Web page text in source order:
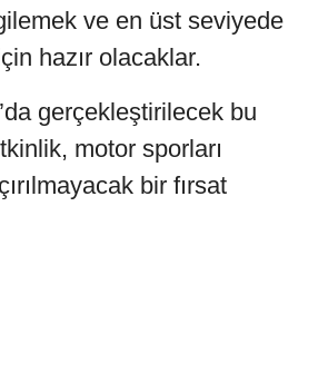
ve en üst seviyede
hazır olacaklar.
gerçekleştirilecek bu
motor sporları
bir fırsat